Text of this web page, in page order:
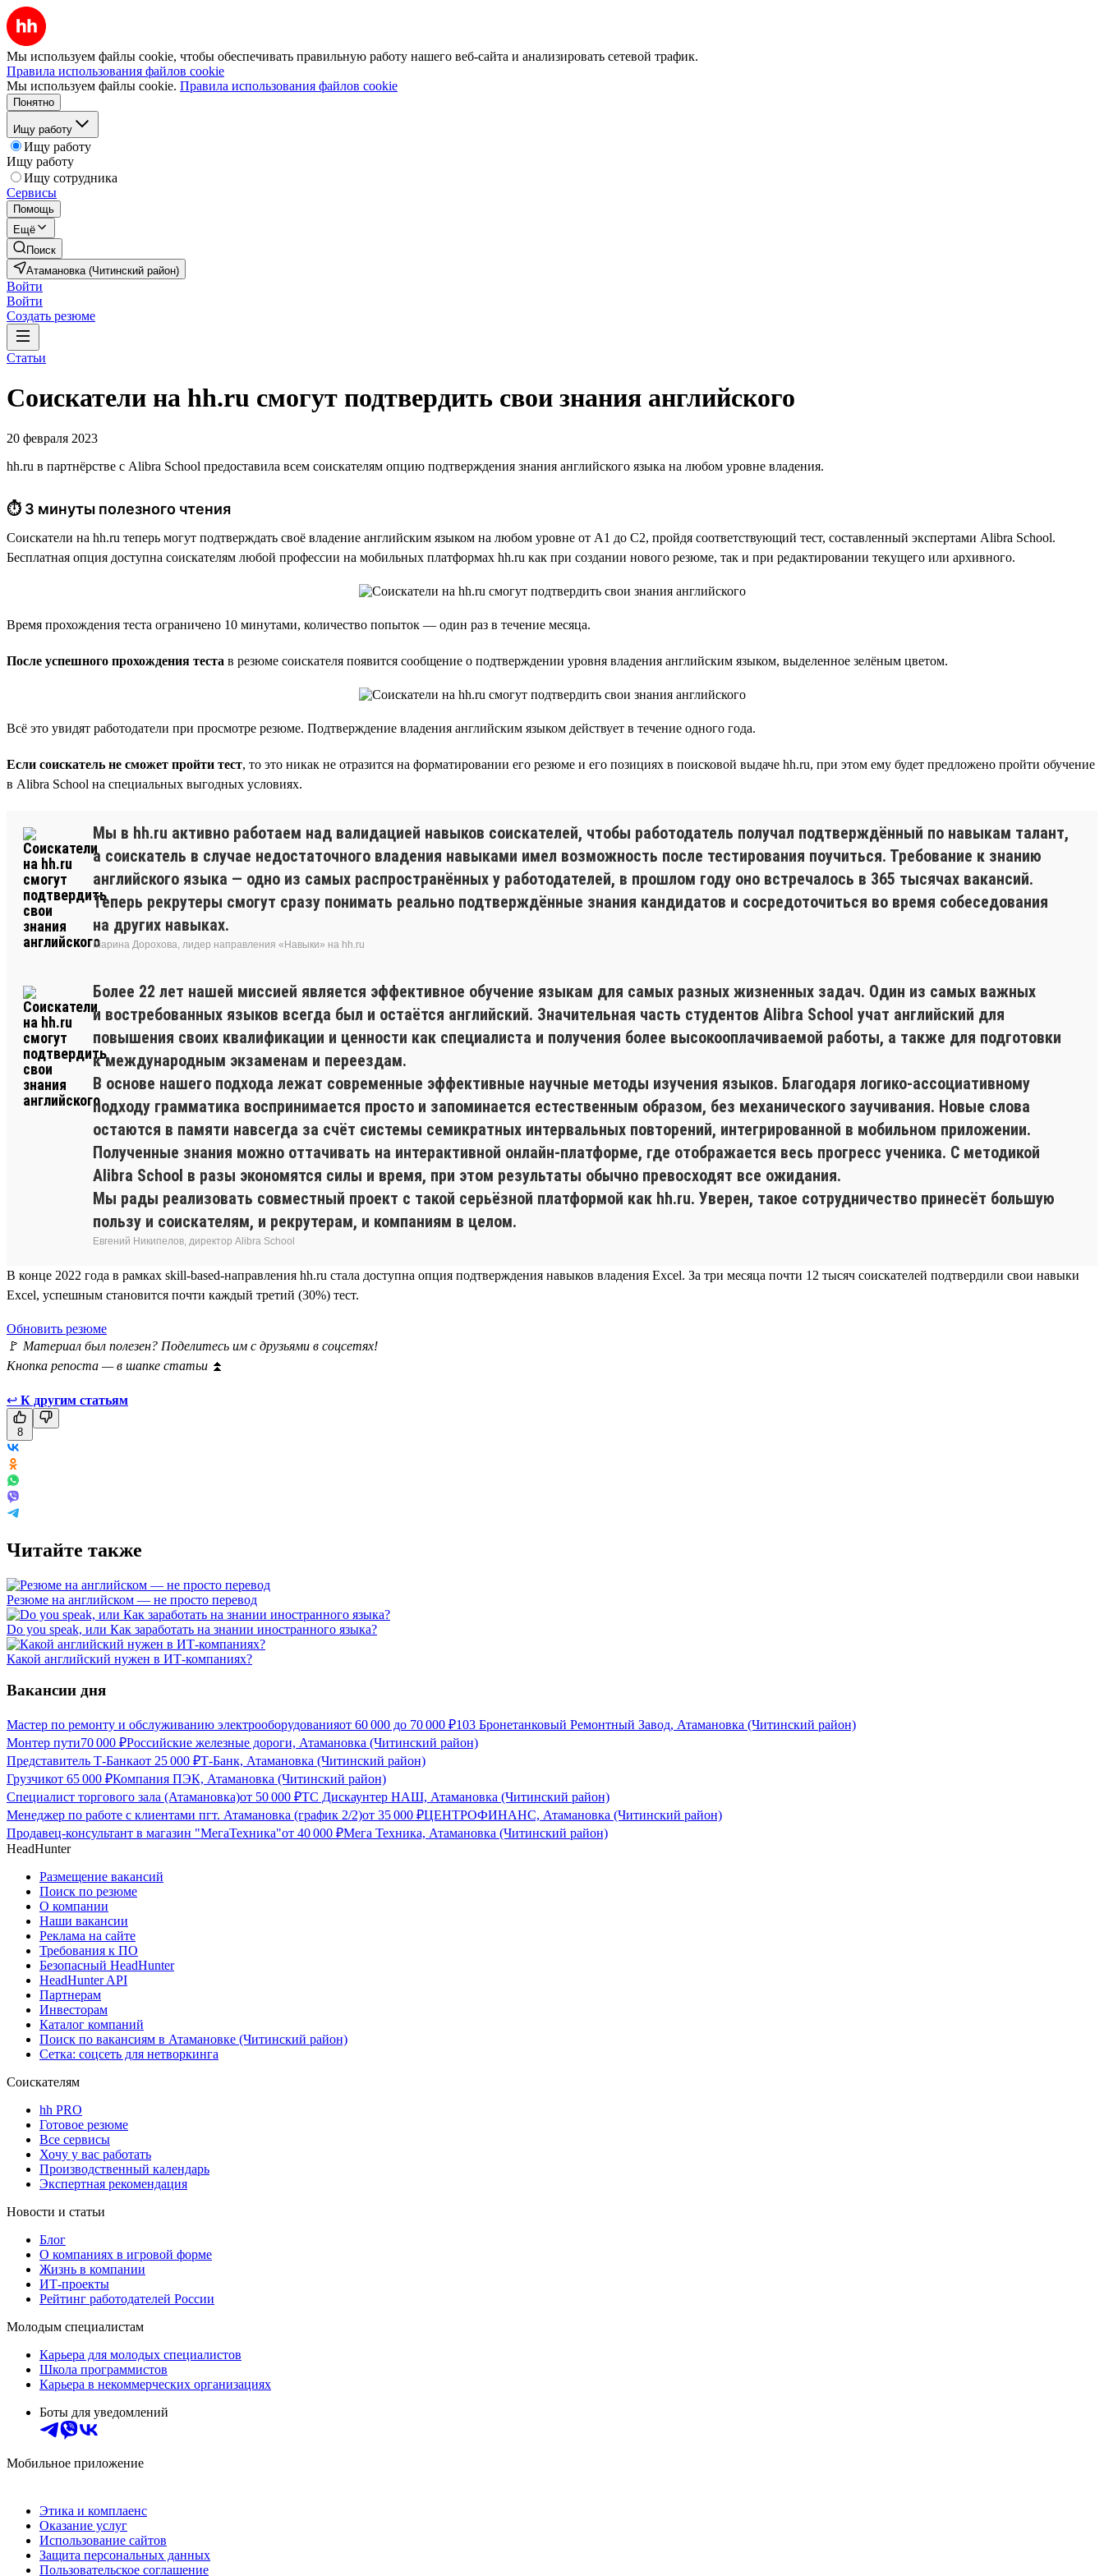
Мы используем файлы cookie, чтобы обеспечивать правильную работу нашего веб-сайта и анализировать сетевой трафик.
Правила использования файлов cookie
Мы используем файлы cookie. Правила использования файлов cookie
Понятно
Ищу работу
Ищу работу
Ищу работу
Ищу сотрудника
Сервисы
Помощь
Ещё
Поиск
Атамановка (Читинский район)
Войти
Войти
Создать резюме
Статьи
Соискатели на hh.ru смогут подтвердить свои знания английского
20 февраля 2023
hh.ru в партнёрстве с Alibra School предоставила всем соискателям опцию подтверждения знания английского языка на любом уровне владения.
⏱ 3 минуты полезного чтения
Соискатели на hh.ru теперь могут подтверждать своё владение английским языком на любом уровне от А1 до С2, пройдя соответствующий тест, составленный экспертами Alibra School.
Бесплатная опция доступна соискателям любой профессии на мобильных платформах hh.ru как при создании нового резюме, так и при редактировании текущего или архивного.
Время прохождения теста ограничено 10 минутами, количество попыток — один раз в течение месяца.
После успешного прохождения теста в резюме соискателя появится сообщение о подтверждении уровня владения английским языком, выделенное зелёным цветом.
Всё это увидят работодатели при просмотре резюме. Подтверждение владения английским языком действует в течение одного года.
Если соискатель не сможет пройти тест, то это никак не отразится на форматировании его резюме и его позициях в поисковой выдаче hh.ru, при этом ему будет предложено пройти обучение
в Alibra School на специальных выгодных условиях.
Мы в hh.ru активно работаем над валидацией навыков соискателей, чтобы работодатель получал подтверждённый по навыкам талант,
а соискатель в случае недостаточного владения навыками имел возможность после тестирования поучиться. Требование к знанию
английского языка — одно из самых распространённых у работодателей, в прошлом году оно встречалось в 365 тысячах вакансий.
Теперь рекрутеры смогут сразу понимать реально подтверждённые знания кандидатов и сосредоточиться во время собеседования
на других навыках.
Марина Дорохова, лидер направления «Навыки» на hh.ru
Более 22 лет нашей миссией является эффективное обучение языкам для самых разных жизненных задач. Один из самых важных
и востребованных языков всегда был и остаётся английский. Значительная часть студентов Alibra School учат английский для
повышения своих квалификации и ценности как специалиста и получения более высокооплачиваемой работы, а также для подготовки
к международным экзаменам и переездам.
В основе нашего подхода лежат современные эффективные научные методы изучения языков. Благодаря логико-ассоциативному
подходу грамматика воспринимается просто и запоминается естественным образом, без механического заучивания. Новые слова
остаются в памяти навсегда за счёт системы семикратных интервальных повторений, интегрированной в мобильном приложении.
Полученные знания можно оттачивать на интерактивной онлайн-платформе, где отображается весь прогресс ученика. С методикой
Alibra School в разы экономятся силы и время, при этом результаты обычно превосходят все ожидания.
Мы рады реализовать совместный проект с такой серьёзной платформой как hh.ru. Уверен, такое сотрудничество принесёт большую
пользу и соискателям, и рекрутерам, и компаниям в целом.
Евгений Никипелов, директор Alibra School
В конце 2022 года в рамках skill-based-направления hh.ru стала доступна опция подтверждения навыков владения Excel. За три месяца почти 12 тысяч соискателей подтвердили свои навыки
Excel, успешным становится почти каждый третий (30%) тест.
Обновить резюме
🚩 Материал был полезен? Поделитесь им с друзьями в соцсетях!
Кнопка репоста — в шапке статьи ⏫
↩ К другим статьям
8
Читайте также
Резюме на английском — не просто перевод
Do you speak, или Как заработать на знании иностранного языка?
Какой английский нужен в ИТ-компаниях?
Вакансии дня
Мастер по ремонту и обслуживанию электрооборудованияот 60 000 до 70 000 ₽103 Бронетанковый Ремонтный Завод, Атамановка (Читинский район)
Монтер пути70 000 ₽Российские железные дороги, Атамановка (Читинский район)
Представитель Т-Банкаот 25 000 ₽Т-Банк, Атамановка (Читинский район)
Грузчикот 65 000 ₽Компания ПЭК, Атамановка (Читинский район)
Специалист торгового зала (Атамановка)от 50 000 ₽ТС Дискаунтер НАШ, Атамановка (Читинский район)
Менеджер по работе с клиентами пгт. Атамановка (график 2/2)от 35 000 ₽ЦЕНТРОФИНАНС, Атамановка (Читинский район)
Продавец-консультант в магазин "МегаТехника"от 40 000 ₽Мега Техника, Атамановка (Читинский район)
HeadHunter
Размещение вакансий
Поиск по резюме
О компании
Наши вакансии
Реклама на сайте
Требования к ПО
Безопасный HeadHunter
HeadHunter API
Партнерам
Инвесторам
Каталог компаний
Поиск по вакансиям в Атамановке (Читинский район)
Сетка: соцсеть для нетворкинга
Соискателям
hh PRO
Готовое резюме
Все сервисы
Хочу у вас работать
Производственный календарь
Экспертная рекомендация
Новости и статьи
Блог
О компаниях в игровой форме
Жизнь в компании
ИТ-проекты
Рейтинг работодателей России
Молодым специалистам
Карьера для молодых специалистов
Школа программистов
Карьера в некоммерческих организациях
Боты для уведомлений
Мобильное приложение
Этика и комплаенс
Оказание услуг
Использование сайтов
Защита персональных данных
Пользовательское соглашение